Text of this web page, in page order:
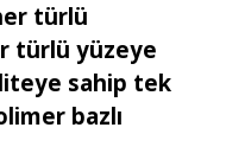
türlü
türlü yüzeye
sahip tek
bazlı